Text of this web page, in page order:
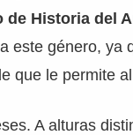
de Historia del
este género, ya
que le permite
A alturas